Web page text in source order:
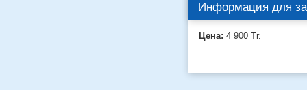
Информация для
Цена: 4 900 Тг.